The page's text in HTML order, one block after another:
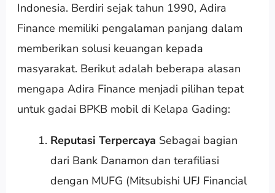
Indonesia. Berdiri sejak tahun 1990, Adira
Finance memiliki pengalaman panjang dalam
memberikan solusi keuangan kepada
masyarakat. Berikut adalah beberapa alasan
mengapa Adira Finance menjadi pilihan tepat
untuk gadai BPKB mobil di Kelapa Gading:
Reputasi Terpercaya Sebagai bagian
dari Bank Danamon dan terafiliasi
dengan MUFG (Mitsubishi UFJ Financial